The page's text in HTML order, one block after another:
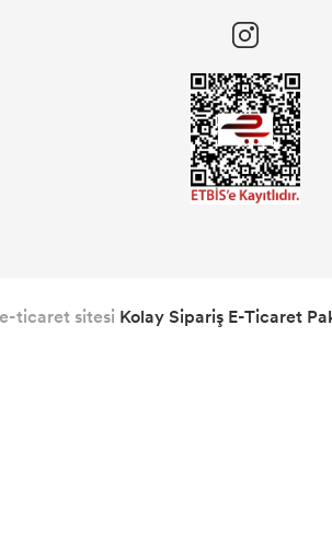
ticaret sitesi Kolay Sipariş E-Ticaret